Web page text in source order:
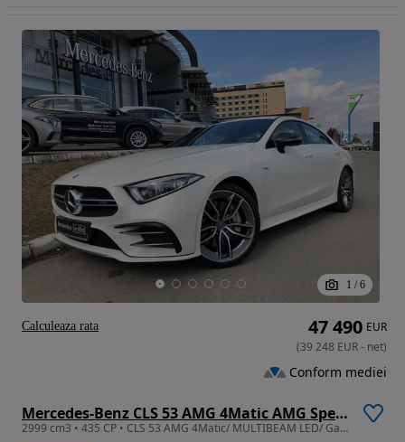
1 / 6
Mercedes-Benz CLS 53 AMG 4Matic AMG Speedshift 9G-TRONIC
2999 cm3 • 435 CP • CLS 53 AMG 4Matic/ MULTIBEAM LED/ Garantie
47 490 EUR
(39 248 EUR- net)
Conform mediei
Calculeaza rata